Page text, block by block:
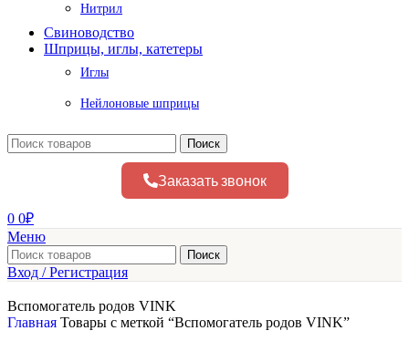
Нитрил
Свиноводство
Шприцы, иглы, катетеры
Иглы
Нейлоновые шприцы
Поиск
Заказать звонок
0 0₽
Меню
Поиск
Вход / Регистрация
Вспомогатель родов VINK
Главная Товары с меткой “Вспомогатель родов VINK”